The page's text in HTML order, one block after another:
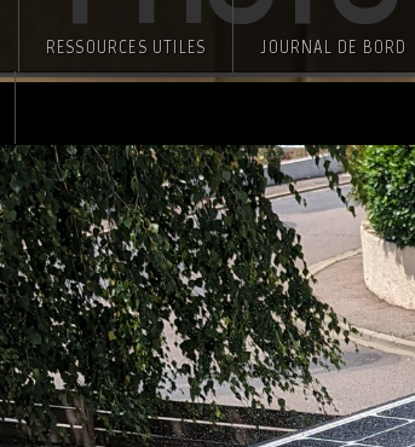
RESSOURCES UTILES JOURNAL DE BORD